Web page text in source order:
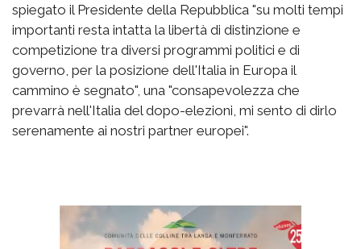
spiegato il Presidente della Repubblica "su molti tempi
importanti resta intatta la libertà di distinzione e
competizione tra diversi programmi politici e di
governo, per la posizione dell'Italia in Europa il
cammino è segnato", una "consapevolezza che
prevarrà nell'Italia del dopo-elezioni, mi sento di dirlo
serenamente ai nostri partner europei".